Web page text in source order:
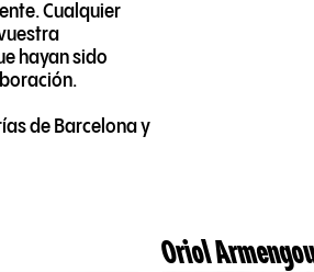
Cualquier
hayan sido
de Barcelona y
Oriol